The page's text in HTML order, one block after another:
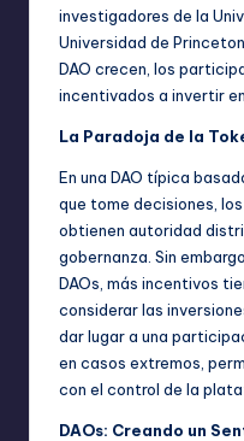
investigadores de la
Universidad de
DAO crecen, los
incentivados a invertir en
La Paradoja de la
En una DAO típica
que tome decisiones,
obtienen autoridad
gobernanza. Sin
DAOs, más incentivos
considerar las
dar lugar a una
en casos extremos,
con el control de la
DAOs: Creando un